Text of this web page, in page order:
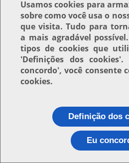
Usamoscookies para
sobre como você usa o
que visita. Tudo para
a mais agradável
tipos de cookies que
'Definições dos cookies'.
concordo', você consente
cookies.